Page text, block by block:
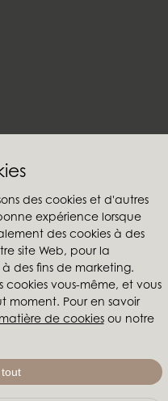
des cookies et d'autres
expérience lorsque
des cookies à des
site Web, pour la
des fins de marketing.
cookies vous-même, et vous
moment. Pour en savoir
de cookiesou notre